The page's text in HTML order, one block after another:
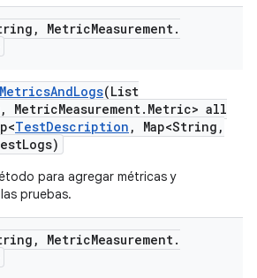
, MetricMeasurement.
MetricsAndLogs(List
, MetricMeasurement. Metric> all
TestDescription , Map<String ,
Logs)
para agregar métricas y
pruebas.
, MetricMeasurement.